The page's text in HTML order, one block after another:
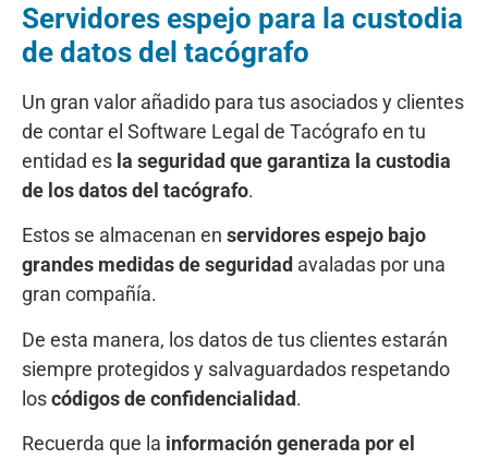
Servidores espejo para la custodia
de datos del tacógrafo
Un gran valor añadido para tus asociados y clientes
de contar el Software Legal de Tacógrafo en tu
entidad es la seguridad que garantiza la custodia
de los datos del tacógrafo.
Estos se almacenan en servidores espejo bajo
grandes medidas de seguridad avaladas por una
gran compañía.
De esta manera, los datos de tus clientes estarán
siempre protegidos y salvaguardados respetando
loscódigos de confidencialidad.
Recuerda que la información generada por el